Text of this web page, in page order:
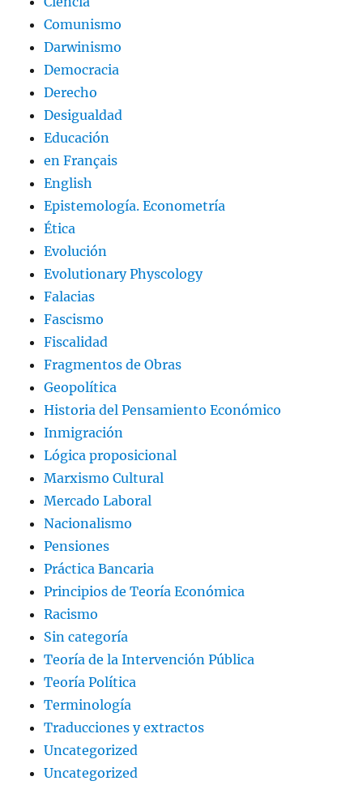
Comunismo
Darwinismo
Democracia
Derecho
Desigualdad
Educación
en Français
English
Epistemología. Econometría
Ética
Evolución
Evolutionary Physcology
Falacias
Fascismo
Fiscalidad
Fragmentos de Obras
Geopolítica
Historia del Pensamiento Económico
Inmigración
Lógica proposicional
Marxismo Cultural
Mercado Laboral
Nacionalismo
Pensiones
Práctica Bancaria
Principios de Teoría Económica
Racismo
Sin categoría
Teoría de la Intervención Pública
Teoría Política
Terminología
Traducciones y extractos
Uncategorized
Uncategorized